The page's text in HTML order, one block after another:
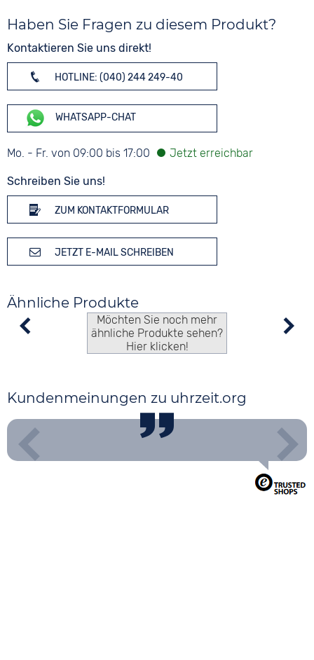
Haben Sie Fragen zu diesem Produkt?
Kontaktieren Sie uns direkt!
HOTLINE: (040) 244 249-40
WHATSAPP-CHAT
Mo. - Fr. von 09:00 bis 17:00
Schreiben Sie uns!
ZUM KONTAKTFORMULAR
JETZT E-MAIL SCHREIBEN
Ähnliche Produkte
Möchten Sie noch mehr
ähnliche Produkte sehen?
Hier klicken!
Kundenmeinungen zu uhrzeit.org